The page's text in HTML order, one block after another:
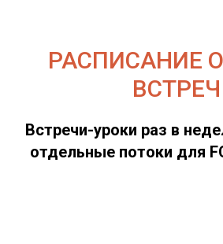
РАСПИСАНИЕ
ВСТРЕЧ
Встречи-уроки раз в
отдельные потоки для